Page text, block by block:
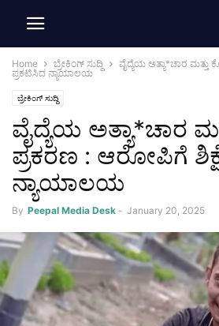
Home ಬ್ರೇಕಿಂಗ್ ಸುದ್ದಿ
ವೈದ್ಯೆಯ ಅತ್ಯಾ*ಚಾರ ಮತ್ತು
ಪ್ರಕಟಿಸಿದ ನ್ಯಾಯಾಲಯ
ಬ್ರೇಕಿಂಗ್ ಸುದ್ದಿ
ವೈದ್ಯೆಯ ಅತ್ಯಾ*ಚಾರ
ಪ್ರಕರಣ : ಆರೋಪಿಗೆ
ನ್ಯಾಯಾಲಯ
By Peepal Media Desk - January 20, 2025